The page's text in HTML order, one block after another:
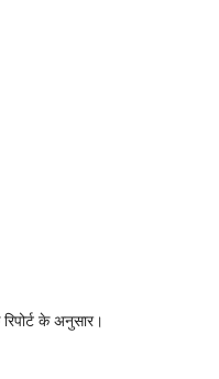
के अनुसार।